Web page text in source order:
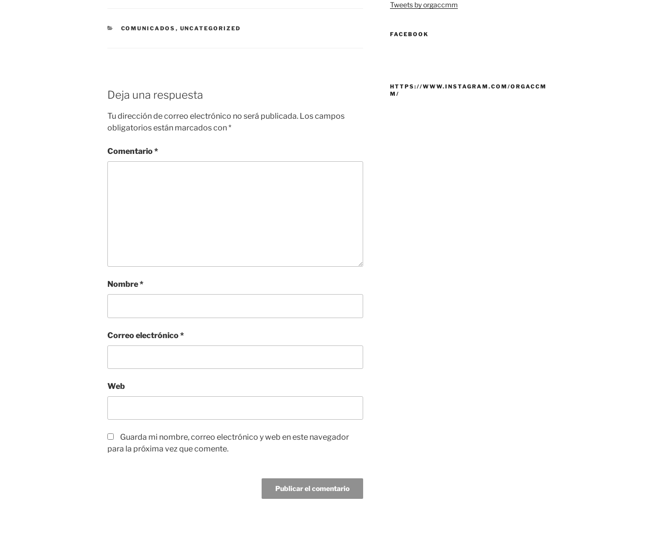
CATEGORÍAS
COMUNICADOS , UNCATEGORIZED
Deja una respuesta
Tu dirección de correo electrónico no será publicada. Los campos
obligatorios están marcados con*
Comentario*
Nombre*
Correo electrónico*
Web
Guarda mi nombre, correo electrónico y web en este navegador
para la próxima vez que comente.
Tweets by orgaccmm
FACEBOOK
HTTPS://WWW.INSTAGRAM.COM/ORGACCM
M/